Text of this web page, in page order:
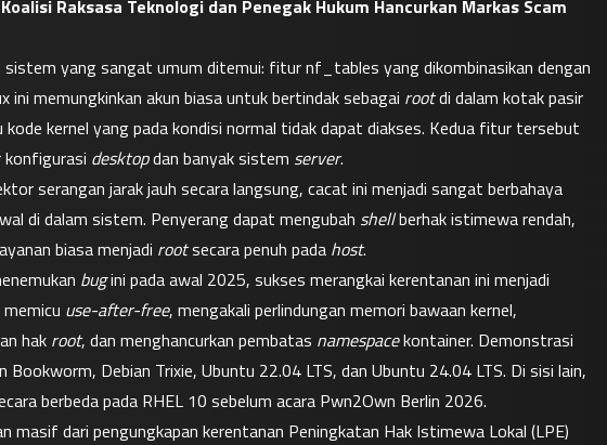
Raksasa Teknologi dan Penegak Hukum Hancurkan Markas Scam
ini memungkinkan akun biasa untuk bertindak sebagai root di dalam kotak pasir
kode kernel yang pada kondisi normal tidak dapat diakses. Kedua fitur tersebut
konfigurasi desktop dan banyak sistem server.
serangan jarak jauh secara langsung, cacat ini menjadi sangat berbahaya
di dalam sistem. Penyerang dapat mengubah shell berhak istimewa rendah,
biasa menjadi root secara penuh pada host.
bug ini pada awal 2025, sukses merangkai kerentanan ini menjadi
use-after-free, mengakali perlindungan memori bawaan kernel,
hak root, dan menghancurkan pembatas namespace kontainer. Demonstrasi
Debian Trixie, Ubuntu 22.04 LTS, dan Ubuntu 24.04 LTS. Di sisi lain,
berbeda pada RHEL 10 sebelum acara Pwn2Own Berlin 2026.
masif dari pengungkapan kerentanan Peningkatan Hak Istimewa Lokal (LPE)